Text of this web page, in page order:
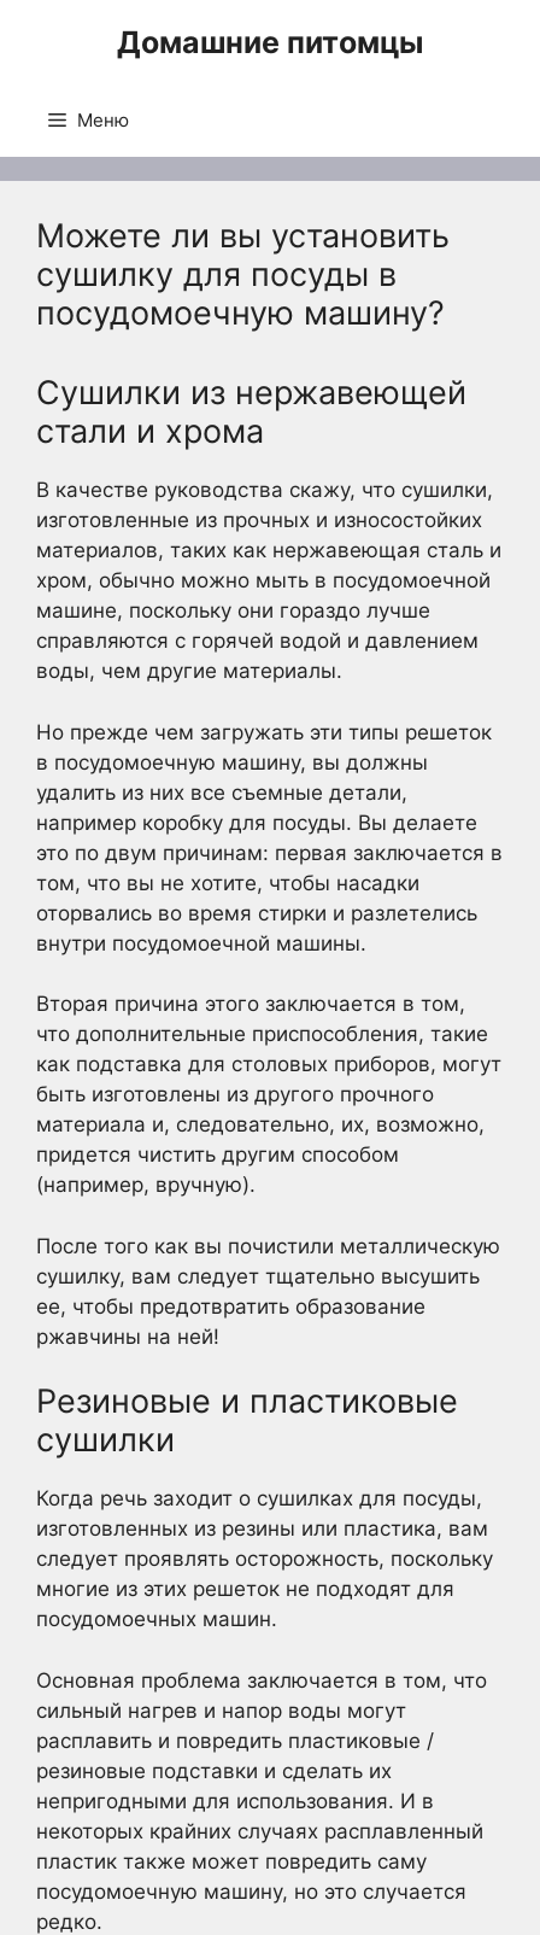
Домашние питомцы
Меню
Можете ли вы установить
сушилку для посуды в
посудомоечную машину?
Сушилки из нержавеющей
стали и хрома
В качестве руководства скажу, что сушилки,
изготовленные из прочных и износостойких
материалов, таких как нержавеющая сталь и
хром, обычно можно мыть в посудомоечной
машине, поскольку они гораздо лучше
справляются с горячей водой и давлением
воды, чем другие материалы.
Но прежде чем загружать эти типы решеток
в посудомоечную машину, вы должны
удалить из них все съемные детали,
например коробку для посуды. Вы делаете
это по двум причинам: первая заключается в
том, что вы не хотите, чтобы насадки
оторвались во время стирки и разлетелись
внутри посудомоечной машины.
Вторая причина этого заключается в том,
что дополнительные приспособления, такие
как подставка для столовых приборов, могут
быть изготовлены из другого прочного
материала и, следовательно, их, возможно,
придется чистить другим способом
(например, вручную).
После того как вы почистили металлическую
сушилку, вам следует тщательно высушить
ее, чтобы предотвратить образование
ржавчины на ней!
Резиновые и пластиковые
сушилки
Когда речь заходит о сушилках для посуды,
изготовленных из резины или пластика, вам
следует проявлять осторожность, поскольку
многие из этих решеток не подходят для
посудомоечных машин.
Основная проблема заключается в том, что
сильный нагрев и напор воды могут
расплавить и повредить пластиковые /
резиновые подставки и сделать их
непригодными для использования. И в
некоторых крайних случаях расплавленный
пластик также может повредить саму
посудомоечную машину, но это случается
редко.